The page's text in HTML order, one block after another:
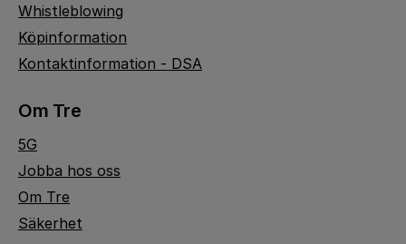
Whistleblowing
Köpinformation
Kontaktinformation - DSA
Om Tre
5G
Jobba hos oss
Om Tre
Säkerhet